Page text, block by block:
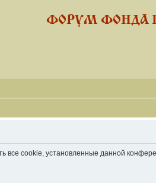
ФОРУМ ФОНДА
все cookie, установленные данной